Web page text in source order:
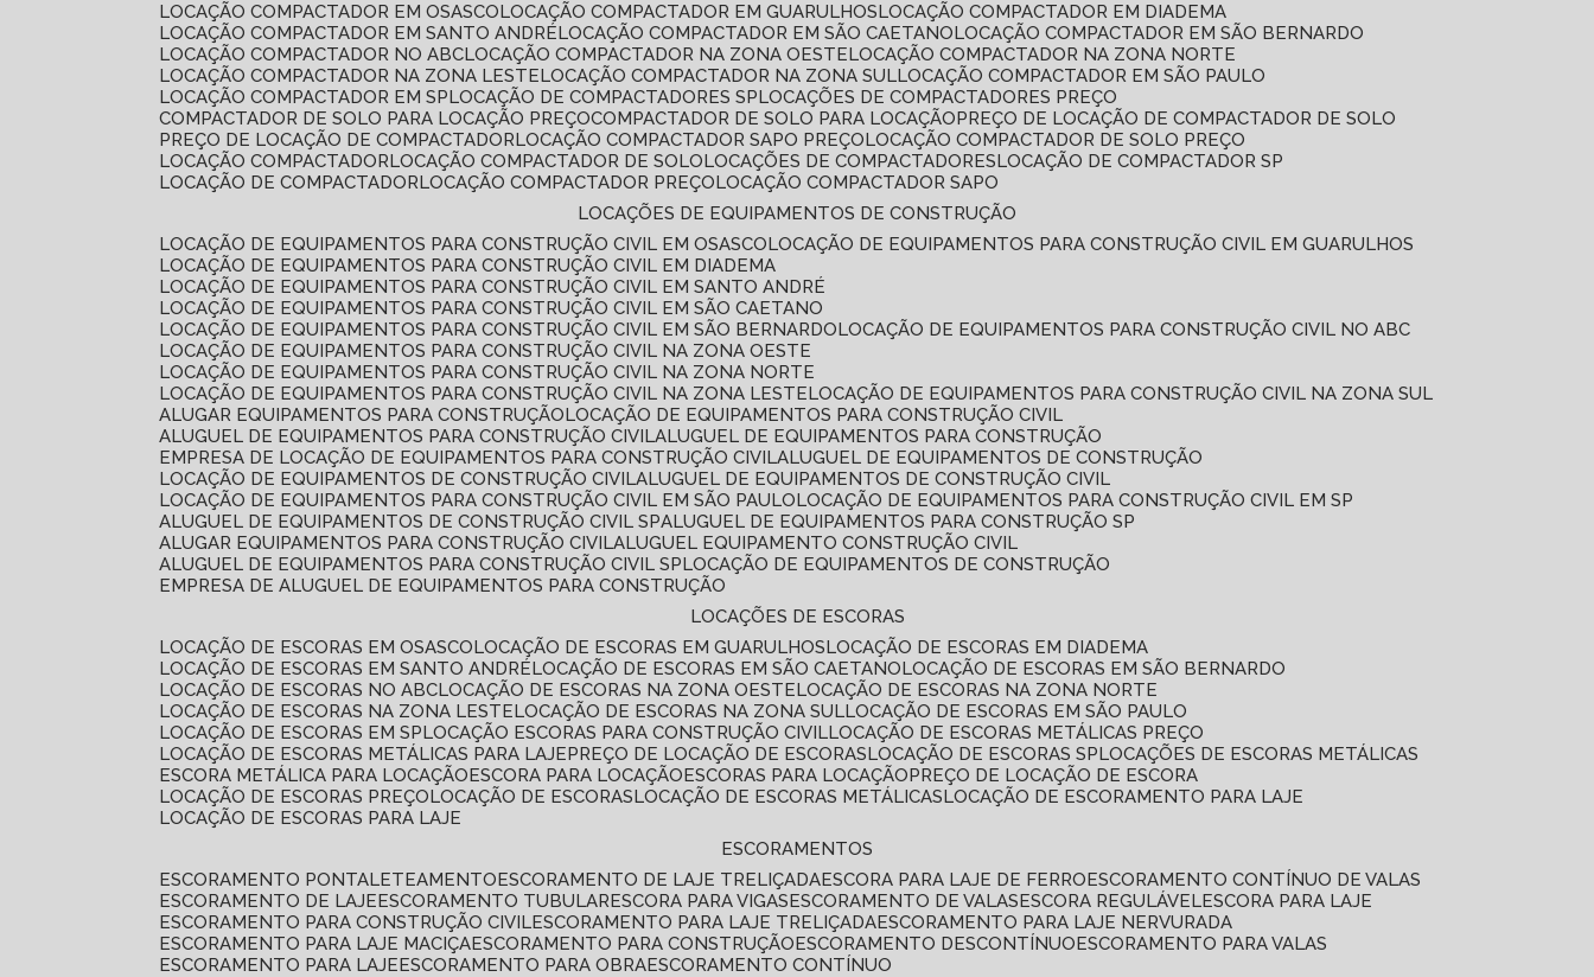
LOCAÇÃO COMPACTADOR EM OSASCO LOCAÇÃO COMPACTADOR EM GUARULHOS LOCAÇÃO COMPACTADOR EM DIADEMA
LOCAÇÃO COMPACTADOR EM SANTO ANDRÉ LOCAÇÃO COMPACTADOR EM SÃO CAETANO LOCAÇÃO COMPACTADOR EM SÃO BERNARDO
LOCAÇÃO COMPACTADOR NO ABC LOCAÇÃO COMPACTADOR NA ZONA OESTE LOCAÇÃO COMPACTADOR NA ZONA NORTE
LOCAÇÃO COMPACTADOR NA ZONA LESTE LOCAÇÃO COMPACTADOR NA ZONA SUL LOCAÇÃO COMPACTADOR EM SÃO PAULO
LOCAÇÃO COMPACTADOR EM SP LOCAÇÃO DE COMPACTADORES SP LOCAÇÕES DE COMPACTADORES PREÇO
COMPACTADOR DE SOLO PARA LOCAÇÃO PREÇO COMPACTADOR DE SOLO PARA LOCAÇÃO
PREÇO DE LOCAÇÃO DE COMPACTADOR DE SOLO
PREÇO DE LOCAÇÃO DE COMPACTADOR LOCAÇÃO COMPACTADOR SAPO PREÇO LOCAÇÃO COMPACTADOR DE SOLO PREÇO
LOCAÇÃO COMPACTADOR LOCAÇÃO COMPACTADOR DE SOLO LOCAÇÕES DE COMPACTADORES LOCAÇÃO DE COMPACTADOR SP
LOCAÇÃO DE COMPACTADOR LOCAÇÃO COMPACTADOR PREÇO LOCAÇÃO COMPACTADOR SAPO
LOCAÇÕES DE EQUIPAMENTOS DE CONSTRUÇÃO
LOCAÇÃO DE EQUIPAMENTOS PARA CONSTRUÇÃO CIVIL EM OSASCO LOCAÇÃO DE EQUIPAMENTOS PARA CONSTRUÇÃO CIVIL EM GUARULHOS
LOCAÇÃO DE EQUIPAMENTOS PARA CONSTRUÇÃO CIVIL EM DIADEMA
LOCAÇÃO DE EQUIPAMENTOS PARA CONSTRUÇÃO CIVIL EM SANTO ANDRÉ
LOCAÇÃO DE EQUIPAMENTOS PARA CONSTRUÇÃO CIVIL EM SÃO CAETANO
LOCAÇÃO DE EQUIPAMENTOS PARA CONSTRUÇÃO CIVIL EM SÃO BERNARDO LOCAÇÃO DE EQUIPAMENTOS PARA CONSTRUÇÃO CIVIL NO ABC
LOCAÇÃO DE EQUIPAMENTOS PARA CONSTRUÇÃO CIVIL NA ZONA OESTE
LOCAÇÃO DE EQUIPAMENTOS PARA CONSTRUÇÃO CIVIL NA ZONA NORTE
LOCAÇÃO DE EQUIPAMENTOS PARA CONSTRUÇÃO CIVIL NA ZONA LESTE LOCAÇÃO DE EQUIPAMENTOS PARA CONSTRUÇÃO CIVIL NA ZONA SUL
ALUGAR EQUIPAMENTOS PARA CONSTRUÇÃO LOCAÇÃO DE EQUIPAMENTOS PARA CONSTRUÇÃO CIVIL
ALUGUEL DE EQUIPAMENTOS PARA CONSTRUÇÃO CIVIL ALUGUEL DE EQUIPAMENTOS PARA CONSTRUÇÃO
EMPRESA DE LOCAÇÃO DE EQUIPAMENTOS PARA CONSTRUÇÃO CIVIL ALUGUEL DE EQUIPAMENTOS DE CONSTRUÇÃO
LOCAÇÃO DE EQUIPAMENTOS DE CONSTRUÇÃO CIVIL ALUGUEL DE EQUIPAMENTOS DE CONSTRUÇÃO CIVIL
LOCAÇÃO DE EQUIPAMENTOS PARA CONSTRUÇÃO CIVIL EM SÃO PAULO LOCAÇÃO DE EQUIPAMENTOS PARA CONSTRUÇÃO CIVIL EM SP
ALUGUEL DE EQUIPAMENTOS DE CONSTRUÇÃO CIVIL SP ALUGUEL DE EQUIPAMENTOS PARA CONSTRUÇÃO SP
ALUGAR EQUIPAMENTOS PARA CONSTRUÇÃO CIVIL ALUGUEL EQUIPAMENTO CONSTRUÇÃO CIVIL
ALUGUEL DE EQUIPAMENTOS PARA CONSTRUÇÃO CIVIL SP LOCAÇÃO DE EQUIPAMENTOS DE CONSTRUÇÃO
EMPRESA DE ALUGUEL DE EQUIPAMENTOS PARA CONSTRUÇÃO
LOCAÇÕES DE ESCORAS
LOCAÇÃO DE ESCORAS EM OSASCO LOCAÇÃO DE ESCORAS EM GUARULHOS LOCAÇÃO DE ESCORAS EM DIADEMA
LOCAÇÃO DE ESCORAS EM SANTO ANDRÉ LOCAÇÃO DE ESCORAS EM SÃO CAETANO LOCAÇÃO DE ESCORAS EM SÃO BERNARDO
LOCAÇÃO DE ESCORAS NO ABC LOCAÇÃO DE ESCORAS NA ZONA OESTE LOCAÇÃO DE ESCORAS NA ZONA NORTE
LOCAÇÃO DE ESCORAS NA ZONA LESTE LOCAÇÃO DE ESCORAS NA ZONA SUL LOCAÇÃO DE ESCORAS EM SÃO PAULO
LOCAÇÃO DE ESCORAS EM SP LOCAÇÃO ESCORAS PARA CONSTRUÇÃO CIVIL LOCAÇÃO DE ESCORAS METÁLICAS PREÇO
LOCAÇÃO DE ESCORAS METÁLICAS PARA LAJE
PREÇO DE LOCAÇÃO DE ESCORAS LOCAÇÃO DE ESCORAS SP LOCAÇÕES DE ESCORAS METÁLICAS
ESCORA METÁLICA PARA LOCAÇÃO
ESCORA PARA LOCAÇÃO ESCORAS PARA LOCAÇÃO
PREÇO DE LOCAÇÃO DE ESCORA
LOCAÇÃO DE ESCORAS PREÇO LOCAÇÃO DE ESCORAS LOCAÇÃO DE ESCORAS METÁLICAS LOCAÇÃO DE ESCORAMENTO PARA LAJE
LOCAÇÃO DE ESCORAS PARA LAJE
ESCORAMENTOS
ESCORAMENTO PONTALETEAMENTO
ESCORAMENTO DE LAJE TRELIÇADA ESCORA PARA LAJE DE FERRO
ESCORAMENTO CONTÍNUO DE VALAS
ESCORAMENTO DE LAJE
ESCORAMENTO TUBULAR ESCORA PARA VIGAS ESCORAMENTO DE VALAS ESCORA REGULÁVEL ESCORA PARA LAJE
ESCORAMENTO PARA CONSTRUÇÃO CIVIL ESCORAMENTO PARA LAJE TRELIÇADA ESCORAMENTO PARA LAJE NERVURADA
ESCORAMENTO PARA LAJE MACIÇA ESCORAMENTO PARA CONSTRUÇÃO ESCORAMENTO DESCONTÍNUO
ESCORAMENTO PARA VALAS
ESCORAMENTO PARA LAJE
ESCORAMENTO PARA OBRA ESCORAMENTO CONTÍNUO